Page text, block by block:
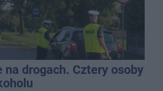
drogach. Cztery osoby